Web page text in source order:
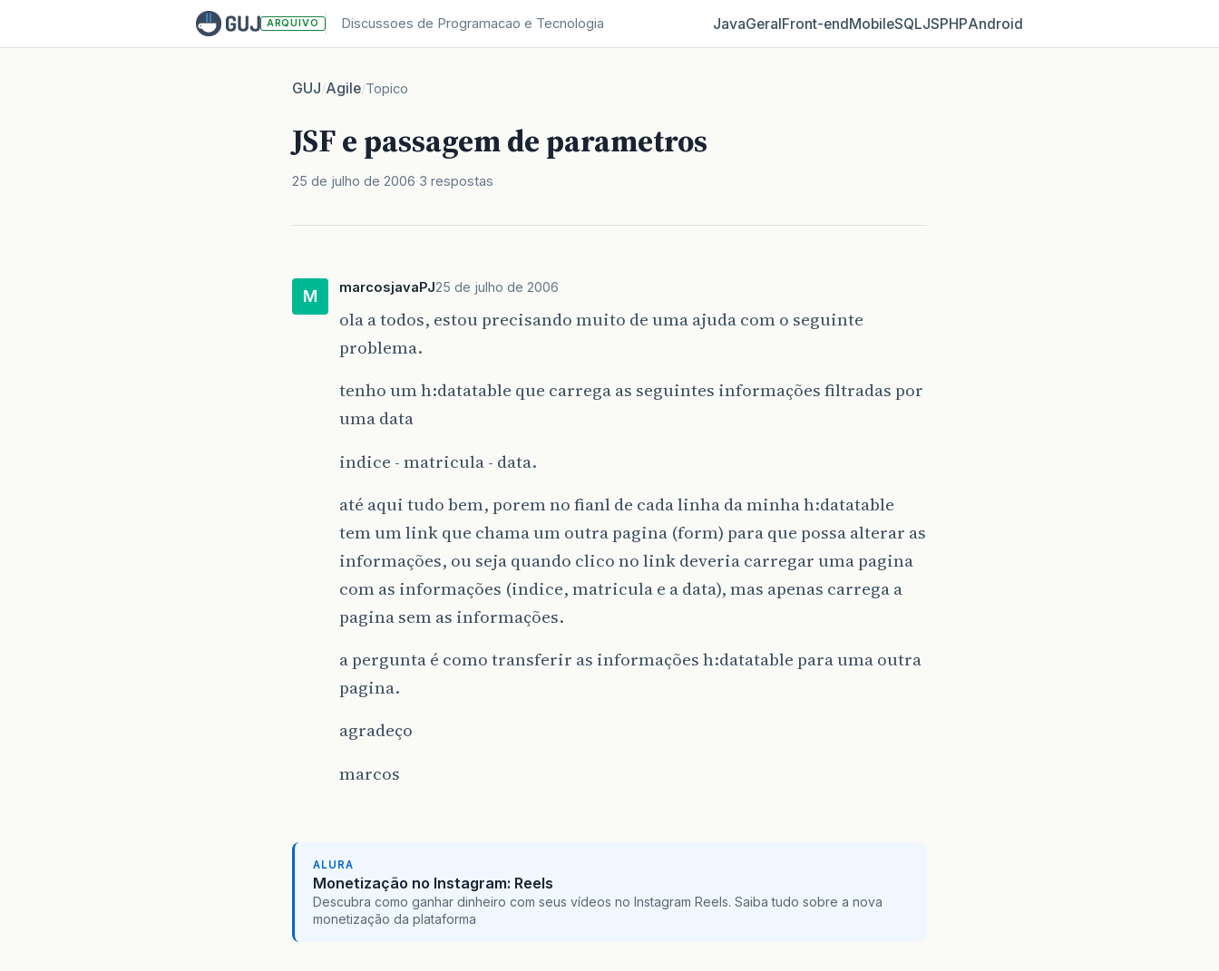
ARQUIVO Discussoes de Programacao e Tecnologia JavaGeralFront‑endMobileSQLJSPHPAndroid
GUJ/Agile/Topico
JSF e passagem de parametros
25 de julho de 2006 3 respostas
M marcosjavaPJ25 de julho de 2006
ola a todos, estou precisando muito de uma ajuda com o seguinte
problema.
tenho um h:datatable que carrega as seguintes informações filtradas por
uma data
indice - matricula - data.
até aqui tudo bem, porem no fianl de cada linha da minha h:datatable
tem um link que chama um outra pagina (form) para que possa alterar as
informações, ou seja quando clico no link deveria carregar uma pagina
com as informações (indice, matricula e a data), mas apenas carrega a
pagina sem as informações.
a pergunta é como transferir as informações h:datatable para uma outra
pagina.
agradeço
marcos
ALURA
Monetização no Instagram: Reels
Descubra como ganhar dinheiro com seus vídeos no Instagram Reels. Saiba tudo sobre a nova
monetização da plataforma